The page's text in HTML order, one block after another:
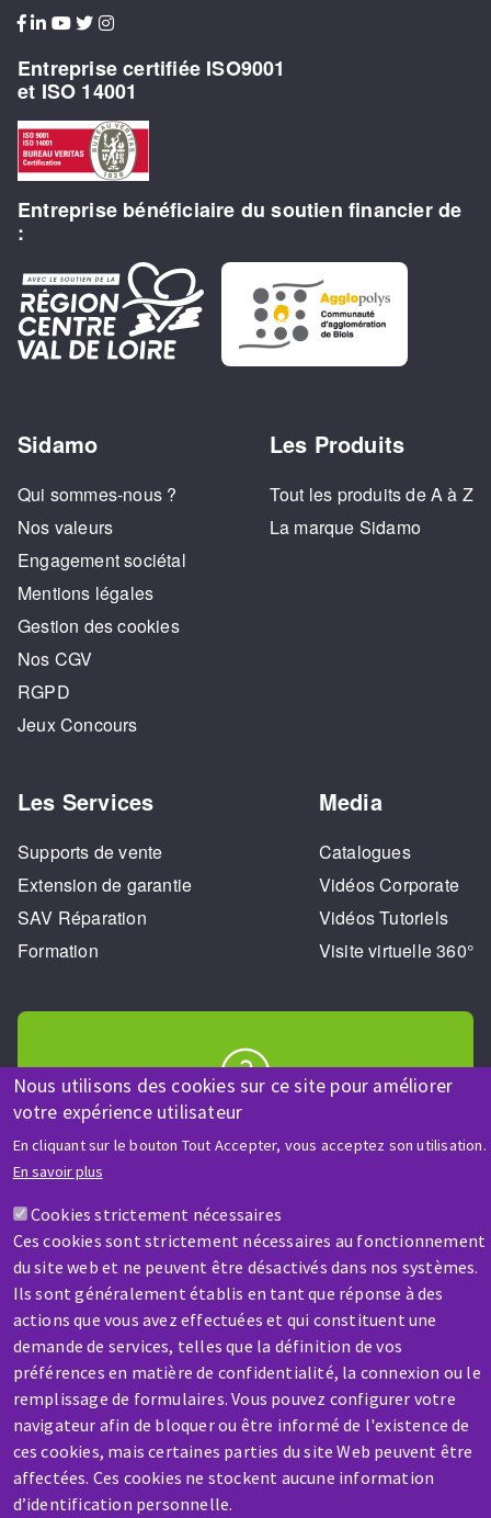
Nous utilisons des cookies sur ce site pour améliorer
votre expérience utilisateur
En cliquant sur le bouton Tout Accepter, vous acceptez son utilisation.
En savoir plus
Cookies strictement nécessaires
Ces cookies sont strictement nécessaires au fonctionnement
du site web et ne peuvent être désactivés dans nos systèmes.
Ils sont généralement établis en tant que réponse à des
actions que vous avez effectuées et qui constituent une
demande de services, telles que la définition de vos
préférences en matière de confidentialité, la connexion ou le
remplissage de formulaires. Vous pouvez configurer votre
navigateur afin de bloquer ou être informé de l'existence de
ces cookies, mais certaines parties du site Web peuvent être
affectées. Ces cookies ne stockent aucune information
d’identification personnelle.
Entreprise certifiée ISO9001
et ISO 14001
Entreprise bénéficiaire du soutien financier de
:
Sidamo
Qui sommes-nous ?
Nos valeurs
Engagement sociétal
Mentions légales
Gestion des cookies
Nos CGV
RGPD
Jeux Concours
Les Produits
Tout les produits de A à Z
La marque Sidamo
Les Services
Supports de vente
Extension de garantie
SAV Réparation
Formation
Media
Catalogues
Vidéos Corporate
Vidéos Tutoriels
Visite virtuelle 360°
AIDE & CONTACT
Une question ? Un renseignement ?
Contactez-nous
SAV / RÉPARATION
Une machine cassée ? En panne ?
Contactez-nous